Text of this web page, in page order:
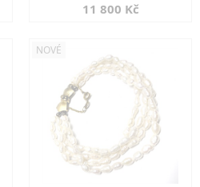
11 800 Kč
NOVÉ